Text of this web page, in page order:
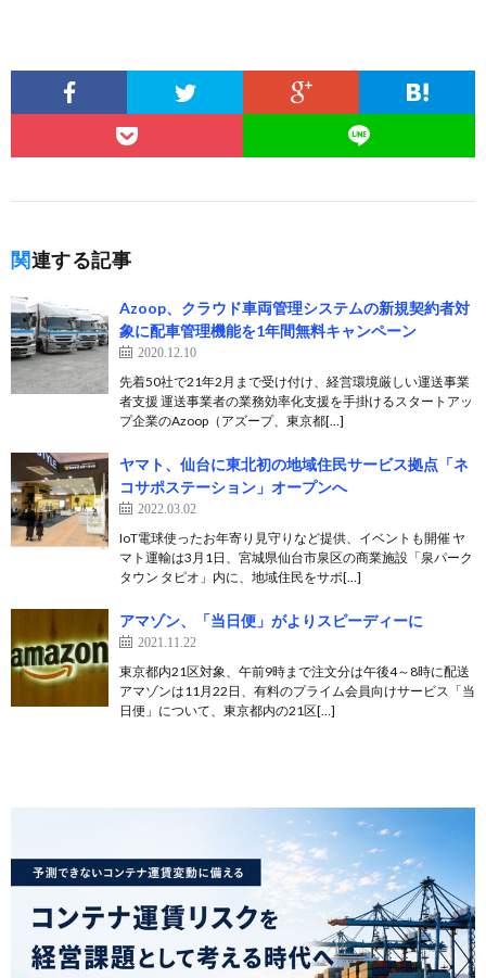
関連する記事
Azoop、クラウド車両管理システムの新規契約者対
象に配車管理機能を1年間無料キャンペーン
2020.12.10
先着50社で21年2月まで受け付け、経営環境厳しい運送事業
者支援 運送事業者の業務効率化支援を手掛けるスタートアッ
プ企業のAzoop（アズープ、東京都[…]
ヤマト、仙台に東北初の地域住民サービス拠点「ネ
コサポステーション」オープンへ
2022.03.02
IoT電球使ったお年寄り見守りなど提供、イベントも開催 ヤ
マト運輸は3月1日、宮城県仙台市泉区の商業施設「泉パーク
タウン タピオ」内に、地域住民をサポ[…]
アマゾン、「当日便」がよりスピーディーに
2021.11.22
東京都内21区対象、午前9時まで注文分は午後4～8時に配送
アマゾンは11月22日、有料のプライム会員向けサービス「当
日便」について、東京都内の21区[…]